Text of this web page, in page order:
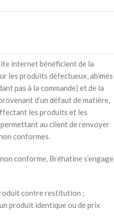
internet bénéficient de la
les produits défectueux, abimés
pas à la commande) et de la
d’un défaut de matière,
les produits et les
au client de renvoyer
conformes.
conforme, Bréhatine s’engage
contre restitution ;
produit identique ou de prix